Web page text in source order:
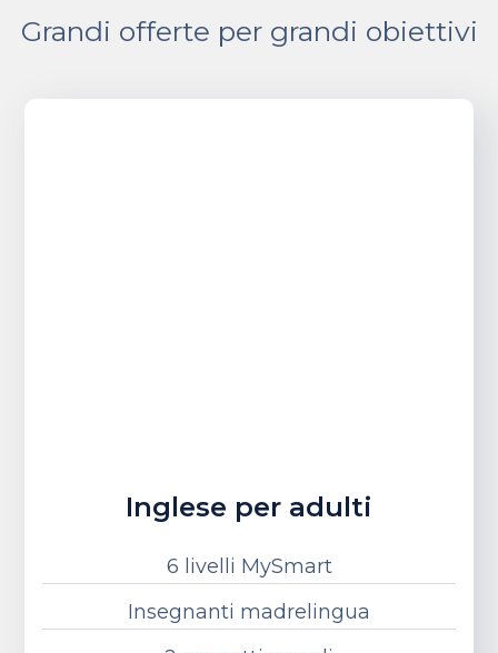
Grandi offerte per grandi obiettivi
Inglese per adulti
6 livelli MySmart
Insegnanti madrelingua